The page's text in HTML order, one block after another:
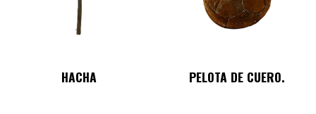
HACHA PELOTA DE CUERO.